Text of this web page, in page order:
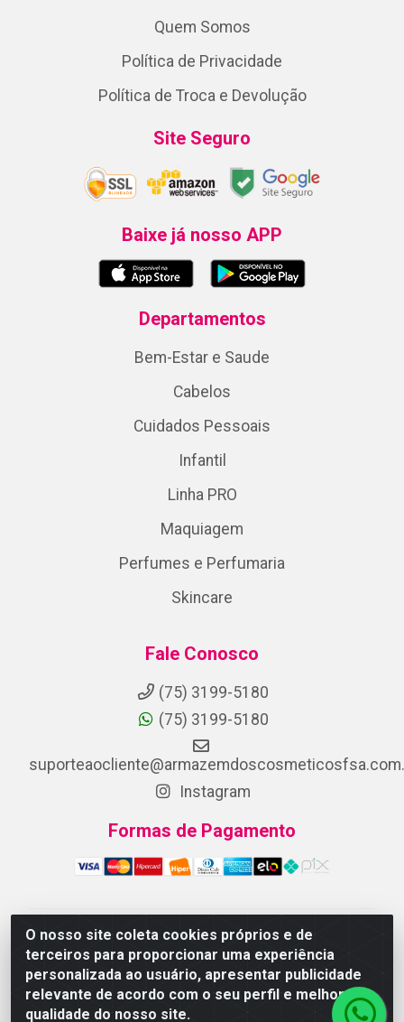
O nosso site coleta cookies próprios e de
terceiros para proporcionar uma experiência
personalizada ao usuário, apresentar publicidade
relevante de acordo com o seu perfil e melhorar a
qualidade do nosso site.
Quem Somos
Política de Privacidade
Política de Troca e Devolução
Site Seguro
Baixe já nosso APP
Departamentos
Bem-Estar e Saude
Cabelos
Cuidados Pessoais
Infantil
Linha PRO
Maquiagem
Perfumes e Perfumaria
Skincare
Fale Conosco
(75) 3199-5180
(75) 3199-5180
Instagram
Formas de Pagamento
ARMAZEM DOS COSMETICOS DISTRIBUIDORA LTDA -
Av.Transnordestina, 2222 - Parque Ipê, Feira de
Santana/BA - CEP 44.054-008 - CNPJ 07.246.802/0001-
25